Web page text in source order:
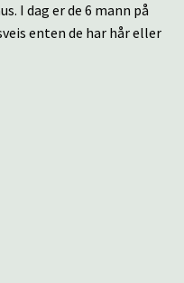
I dag er de 6 mann på
enten de har hår eller